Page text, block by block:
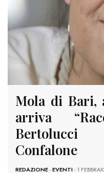
Mola di Bari,
arriva
Confalone
REDAZIONE-EVENTI- 1